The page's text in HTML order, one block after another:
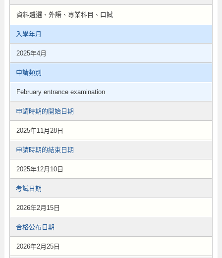
資料遴選、外語、專業科目、口試
入學年月
2025年4月
申請類別
February entrance examination
申請時期的開始日期
2025年11月28日
申請時期的結束日期
2025年12月10日
考試日期
2026年2月15日
合格公布日期
2026年2月25日